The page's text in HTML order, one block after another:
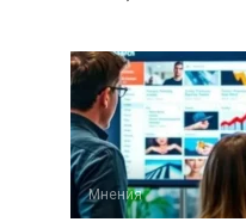
Мнения